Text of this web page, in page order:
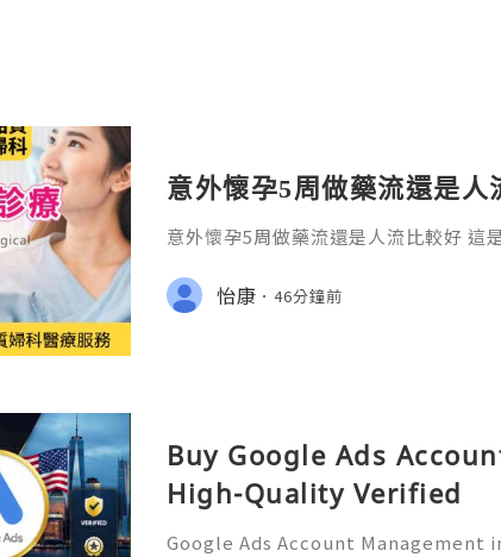
意外懷孕5周做藥流還是人
意外懷孕5周做藥流還是人流比較好 這
慌的女性，顫抖地問出這句話：「醫生
傷身體？」
怡康 46分鐘前
Buy Google Ads
High-Quality Verified
Google Ads Account Management